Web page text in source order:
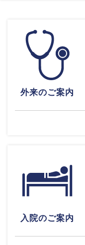
外来のご案内
入院のご案内